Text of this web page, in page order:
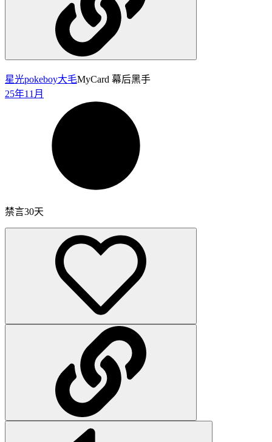
星光pokeboy大毛MyCard 幕后黑手
25年11月
禁言30天